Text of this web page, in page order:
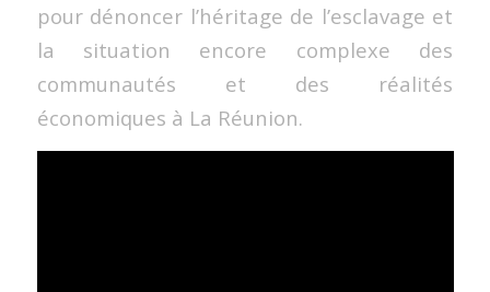
pour dénoncer l’héritage de l’esclavage et
la situation encore complexe des
communautés et des réalités
économiques à La Réunion.